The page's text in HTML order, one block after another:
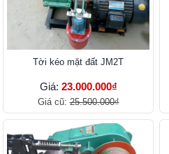
Tời kéo mặt đất JM2T
Giá: 23.000.000₫
Giá cũ:25.500.000₫